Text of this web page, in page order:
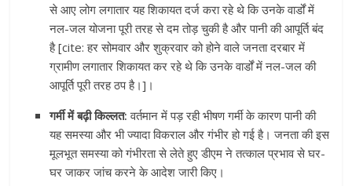
से आए लोग लगातार यह शिकायत दर्ज करा रहे थे कि उनके वार्डों में
नल-जल योजना पूरी तरह से दम तोड़ चुकी है और पानी की आपूर्ति बंद
है [cite: हर सोमवार और शुक्रवार को होने वाले जनता दरबार में
ग्रामीण लगातार शिकायत कर रहे थे कि उनके वार्डों में नल-जल की
आपूर्ति पूरी तरह ठप है।]।
गर्मी में बढ़ी किल्लत: वर्तमान में पड़ रही भीषण गर्मी के कारण पानी की
यह समस्या और भी ज्यादा विकराल और गंभीर हो गई है। जनता की इस
मूलभूत समस्या को गंभीरता से लेते हुए डीएम ने तत्काल प्रभाव से घर-
घर जाकर जांच करने के आदेश जारी किए।